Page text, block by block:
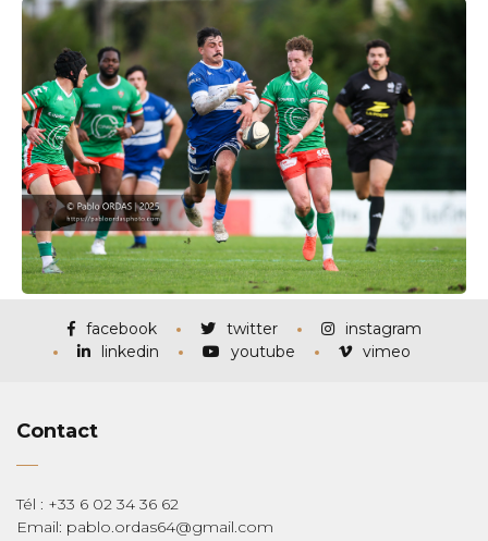
facebook twitter
instagram
linkedin
youtube vimeo
Contact
Tél : +33 6 02 34 36 62
Email: pablo.ordas64@gmail.com